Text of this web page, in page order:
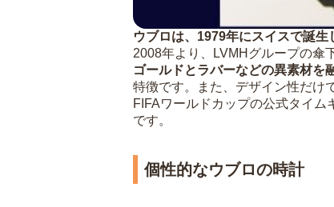
ウブロは、1979年にスイスで誕
2008年より、LVMHグループの傘
ゴールドとラバーなどの異素材を
特徴です。また、デザイン性だけ
FIFAワールドカップの公式タイ
です。
個性的なウブロの時計